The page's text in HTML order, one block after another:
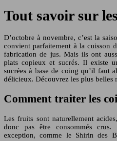
Tout savoir sur
D’octobre à novembre, c’est la
convient parfaitement à la cuisson
fabrication de jus. Mais ils ont
plats copieux et sucrés. Il existe
sucrées à base de coing qu’il faut
délicieux. Découvrez les plus belles
Comment traiter les
Les fruits sont naturellement
donc pas être consommés crus.
exception, comme le Shirin des